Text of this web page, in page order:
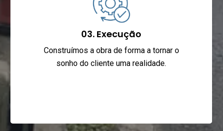
03. Execução
Construímos a obra de forma a tornar o
sonho do cliente uma realidade.